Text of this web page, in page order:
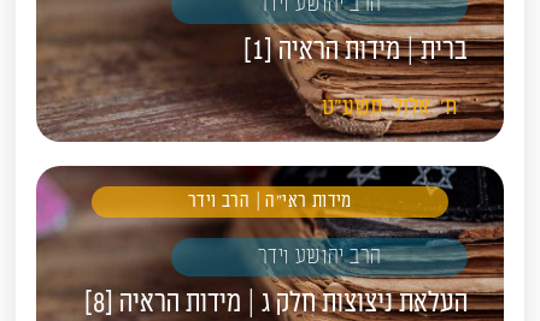
ברית | מידות הראיה [1]
ח' אלול תשע"ט
מידות ראי"ה | הרב וידר
הרב יהושע וידר
העלאת ניצוצות חלק ג | מידות הראיה [8]